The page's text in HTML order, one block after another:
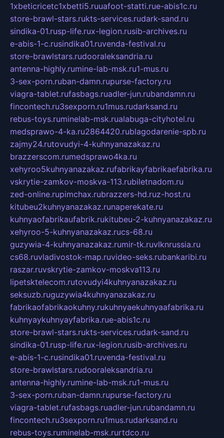
1xbeticricetc1xbetti5.ruuafoot-statti.rue-abis1c.ru
store-brawl-stars.rukts-services.rudark-sand.ru
sindika-01.rusp-life.rux-legion.rusib-archives.ru
e-abis-1-c.rusindika01.ruvenda-festival.ru
store-brawlstars.rudooraleksandria.ru
antenna-highly.rumine-lab-msk.ru1-mus.ru
3-sex-porn.ruban-damn.rupurse-factory.ru
viagra-tablet.rufasbags.ruadler-jun.rubandamn.ru
fincontech.ru3sexporn.ru1mus.rudarksand.ru
rebus-toys.ruminelab-msk.rualabuga-cityhotel.ru
medsprawo-4-ka.ru2864420.rublagodarenie-spb.ru
zajmy24.rutovudyi-4-kuhnyanazakaz.ru
brazzerscom.rumedsprawo4ka.ru
xehyroo5kuhnyanazakaz.rufabrikayfabrikaefabrika.ru
vskrytie-zamkov-moskva-113.rubiletnadom.ru
zed-online.rupimchax.rubrazzers-hd.ruz-host.ru
kitubeu2kuhnyanazakaz.runaperekate.ru
kuhnyaofabrikaufabrik.rukitubeu-2-kuhnyanazakaz.ru
xehyroo-5-kuhnyanazakaz.rucs-68.ru
guzywia-4-kuhnyanazakaz.rumir-tk.ruvlknrussia.ru
cs68.ruvladivostok-map.ruvideo-seks.rubankaribi.ru
raszar.ruvskrytie-zamkov-moskva113.ru
lipetsktelecom.rutovudyi4kuhnyanazakaz.ru
seksuzb.ruguzywia4kuhnyanazakaz.ru
fabrikaofabrikaokuhny.rukuhnyaekuhnyaafabrika.ru
kuhnyaykuhnyayfabrika.rue-abis1c.ru
store-brawl-stars.rukts-services.rudark-sand.ru
sindika-01.rusp-life.rux-legion.rusib-archives.ru
e-abis-1-c.rusindika01.ruvenda-festival.ru
store-brawlstars.rudooraleksandria.ru
antenna-highly.rumine-lab-msk.ru1-mus.ru
3-sex-porn.ruban-damn.rupurse-factory.ru
viagra-tablet.rufasbags.ruadler-jun.rubandamn.ru
fincontech.ru3sexporn.ru1mus.rudarksand.ru
rebus-toys.ruminelab-msk.rurtdco.ru